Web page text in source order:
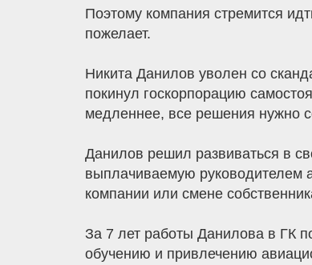
Поэтому компания стремится
пожелает.
Никита Данилов уволен со
покинул госкорпорацию
медленнее, все решения нужно
Данилов решил развиваться в
выплачиваемую руководителем
компании или смене
За 7 лет работы Данилова в ГК
обучению и привлечению